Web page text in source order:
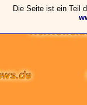
Die Seite ist ein Teil